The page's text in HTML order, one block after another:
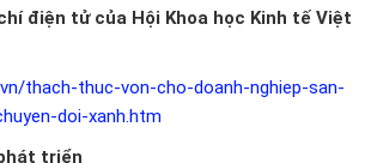
điện tử của Hội Khoa học Kinh tế Việt
thach-thuc-von-cho-doanh-nghiep-san-
doi-xanh.htm
triển